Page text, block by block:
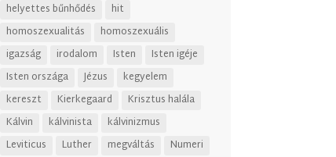
helyettes bűnhődés
hit
homoszexualitás
homoszexuális
igazság
irodalom Isten
Isten igéje
Isten országa
Jézus
kegyelem
kereszt
Kierkegaard
Krisztus halála
Kálvin
kálvinista
kálvinizmus
Leviticus
Luther megváltás Numeri